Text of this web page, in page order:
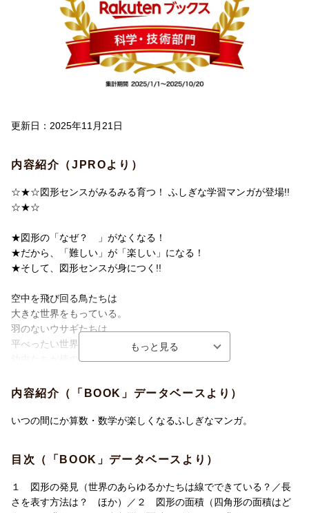
更新日：2025年11月21日
内容紹介（JPROより）
☆★☆図形センスがみるみる育つ！ ふしぎな学習マンガが登場!!
☆★☆
★図形の「なぜ？ 」がなくなる！
★だから、「難しい」が「楽しい」になる！
★そして、図形センスが身につく!!
空中を飛び回る鳥たちは
大きな世界をもっている。
羽のないウサギたちは
平べったい世界に暮らしている。
幼虫たちが棒の上を行ったり来たり
あなたは、ふだん考えたこともなかった「世界のかたち」に気づ
そして、これらは異なっているように見えるけれど、
そんな気づきから始まる「あなた」が主人公の物語。
線の長さ、図形の面積、そして角度など、
内容紹介（「BOOK」データベースより）
いつの間にか算数・数学が楽しくなるふしぎなマンガ。
目次（「BOOK」データベースより）
１ 図形の発見（世界のあらゆるかたちは線でできている？／長
さを表す方法は？ ほか）／２ 図形の面積（四角形の面積はど